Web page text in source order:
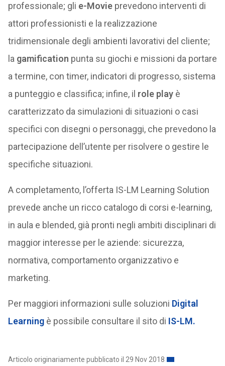
professionale; gli e-Movieprevedono interventi di
attori professionisti e la realizzazione
tridimensionale degli ambienti lavorativi del cliente;
la gamification punta su giochi e missioni da portare
a termine, con timer, indicatori di progresso, sistema
a punteggio e classifica; infine, il role playè
caratterizzato da simulazioni di situazioni o casi
specifici con disegni o personaggi, che prevedono la
partecipazione dell’utente per risolvere o gestire le
specifiche situazioni.
A completamento, l’offerta IS-LM Learning Solution
prevede anche un ricco catalogo di corsi e-learning,
in aula e blended, già pronti negli ambiti disciplinari di
maggior interesse per le aziende: sicurezza,
normativa, comportamento organizzativo e
marketing.
Per maggiori informazioni sulle soluzioni Digital
Learningè possibile consultare il sito di IS-LM.
Articolo originariamente pubblicato il 29 Nov 2018